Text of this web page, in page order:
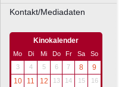
Kontakt/Mediadaten
Kinokalender
Mo Di Mi Do Fr Sa
So
3
4 5 6 7 8
9
10
11 12 13 14 15 16